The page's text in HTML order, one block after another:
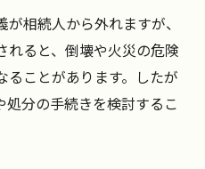
相続人から外れますが、
れると、倒壊や火災の危険
ことがあります。したが
処分の手続きを検討するこ